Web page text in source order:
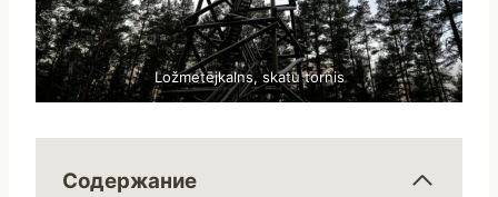
Ložmetējkalns, skatu tornis
Содержание